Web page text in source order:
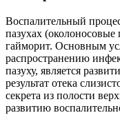
Воспалительный
пазухах (околоносовые
гайморит. Основным
распространению
пазуху, является
результат отека
секрета из полости
развитию